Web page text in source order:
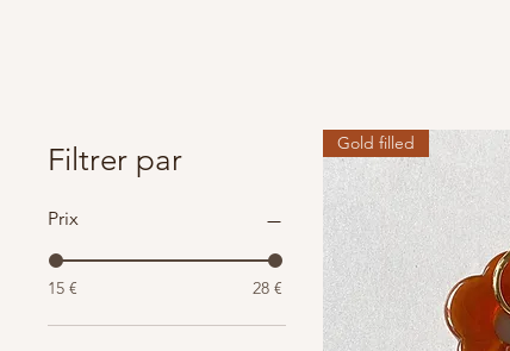
Filtrer par
Prix
15 € 28 €
Gold filled